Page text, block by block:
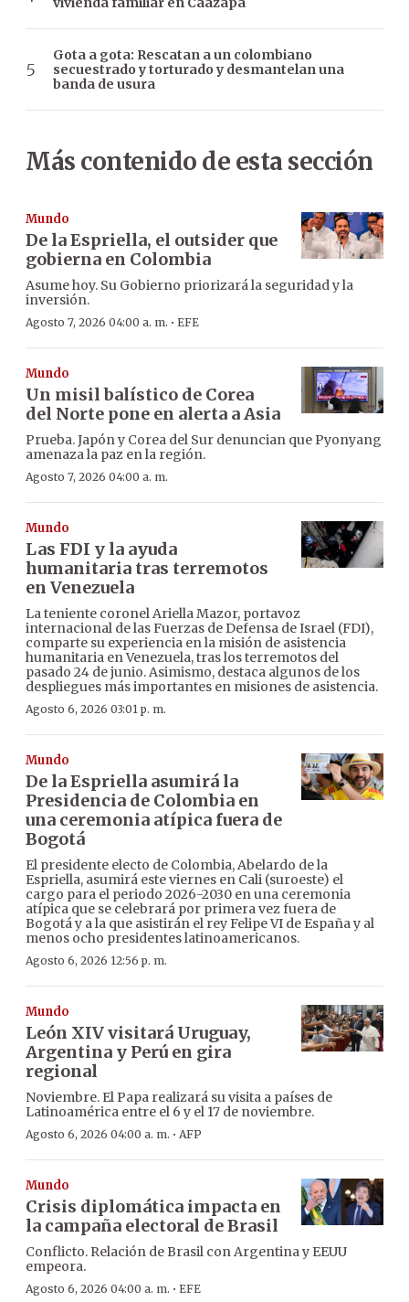
Gota a gota: Rescatan a un colombiano
secuestrado y torturado y desmantelan una
banda de usura
Más contenido de esta sección
Mundo
De la Espriella, el outsider que
gobierna en Colombia
Asume hoy. Su Gobierno priorizará la seguridad y la
inversión.
Agosto 7, 2026 04:00 a. m. · EFE
Mundo
Un misil balístico de Corea
del Norte pone en alerta a Asia
Prueba. Japón y Corea del Sur denuncian que Pyonyang
amenaza la paz en la región.
Agosto 7, 2026 04:00 a. m.
Mundo
Las FDI y la ayuda
humanitaria tras terremotos
en Venezuela
La teniente coronel Ariella Mazor, portavoz
internacional de las Fuerzas de Defensa de Israel (FDI),
comparte su experiencia en la misión de asistencia
humanitaria en Venezuela, tras los terremotos del
pasado 24 de junio. Asimismo, destaca algunos de los
despliegues más importantes en misiones de asistencia.
Agosto 6, 2026 03:01 p. m.
Mundo
De la Espriella asumirá la
Presidencia de Colombia en
una ceremonia atípica fuera de
Bogotá
El presidente electo de Colombia, Abelardo de la
Espriella, asumirá este viernes en Cali (suroeste) el
cargo para el periodo 2026-2030 en una ceremonia
atípica que se celebrará por primera vez fuera de
Bogotá y a la que asistirán el rey Felipe VI de España y al
menos ocho presidentes latinoamericanos.
Agosto 6, 2026 12:56 p. m.
Mundo
León XIV visitará Uruguay,
Argentina y Perú en gira
regional
Noviembre. El Papa realizará su visita a países de
Latinoamérica entre el 6 y el 17 de noviembre.
Agosto 6, 2026 04:00 a. m. · AFP
Mundo
Crisis diplomática impacta en
la campaña electoral de Brasil
Conflicto. Relación de Brasil con Argentina y EEUU
empeora.
Agosto 6, 2026 04:00 a. m. · EFE